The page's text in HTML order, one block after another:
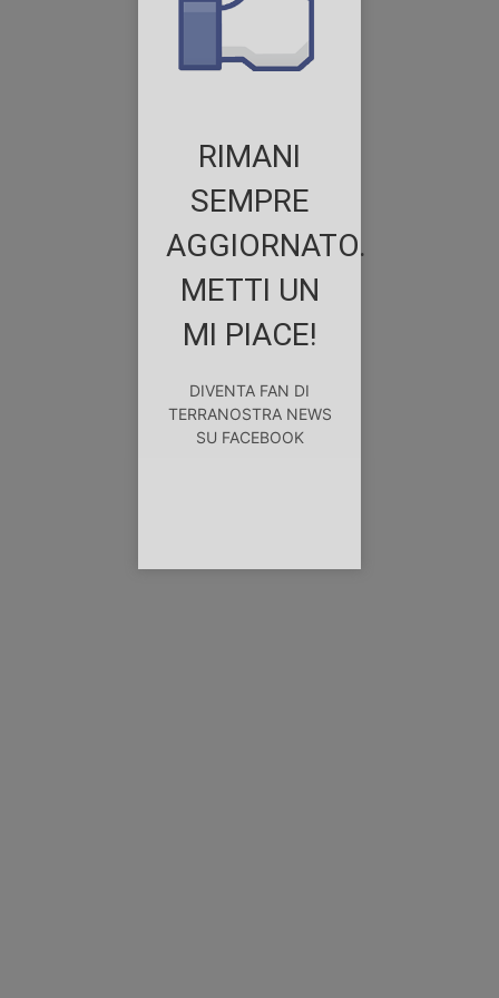
RIMANI
SEMPRE
AGGIORNATO.
METTI UN
MI PIACE!
DIVENTA FAN DI
TERRANOSTRA NEWS
SU FACEBOOK